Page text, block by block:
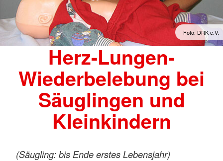
Foto: DRK e.V.
Herz-Lungen-
Wiederbelebung bei
Säuglingen und
Kleinkindern
(Säugling: bis Ende erstes Lebensjahr)